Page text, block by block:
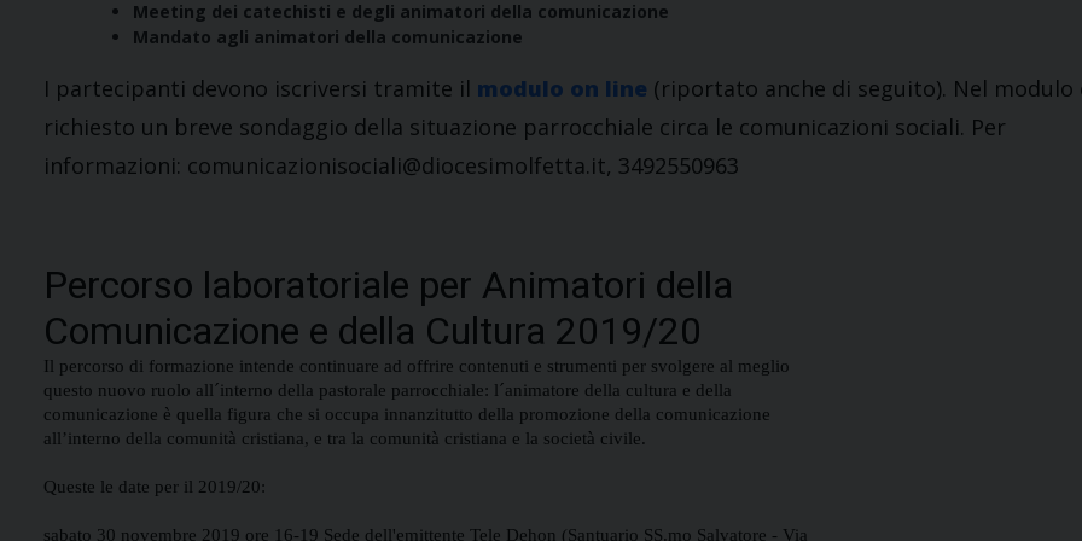
Meeting dei catechisti e degli animatori della comunicazione
Mandato agli animatori della comunicazione
I partecipanti devono iscriversi tramite il modulo on line (riportato anche di seguito). Nel modulo
richiesto un breve sondaggio della situazione parrocchiale circa le comunicazioni sociali. Per
informazioni: comunicazionisociali@diocesimolfetta.it, 3492550963